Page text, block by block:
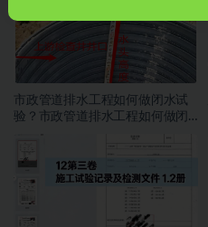
市政管道排水工程如何做闭水试
验？市政管道排水工程如何做闭